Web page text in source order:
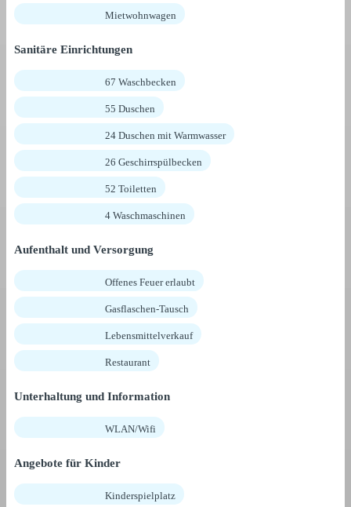
Mietwohnwagen
Sanitäre Einrichtungen
67 Waschbecken
55 Duschen
24 Duschen mit Warmwasser
26 Geschirrspülbecken
52 Toiletten
4 Waschmaschinen
Aufenthalt und Versorgung
Offenes Feuer erlaubt
Gasflaschen-Tausch
Lebensmittelverkauf
Restaurant
Unterhaltung und Information
WLAN/Wifi
Angebote für Kinder
Kinderspielplatz